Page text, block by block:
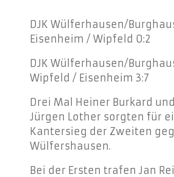
DJK Wülferhausen/
Eisenheim / Wipfeld 0:2
DJK Wülferhausen/
Wipfeld / Eisenheim 3:7
Drei Mal Heiner Burkard
Jürgen Lother sorgten für
Kantersieg der Zweiten
Wülfershausen.
Bei der Ersten trafen Jan